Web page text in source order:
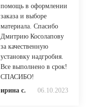
помощь в оформлении
заказа и выборе
материала. Спасибо
Дмитрию Косолапову
за качественную
установку надгробия.
Все выполнено в срок!
СПАСИБО!
ирина с.
06.10.2023